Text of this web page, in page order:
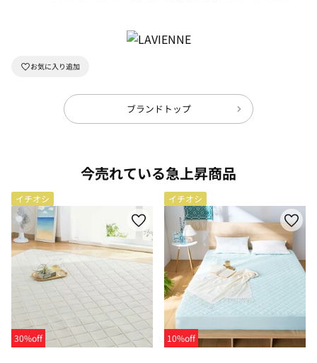
ブランドトップ
今売れている急上昇商品
イチオシ
30%off
イチオシ
10%off